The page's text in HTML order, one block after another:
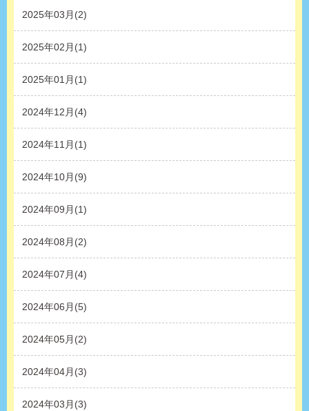
2025年03月(2)
2025年02月(1)
2025年01月(1)
2024年12月(4)
2024年11月(1)
2024年10月(9)
2024年09月(1)
2024年08月(2)
2024年07月(4)
2024年06月(5)
2024年05月(2)
2024年04月(3)
2024年03月(3)